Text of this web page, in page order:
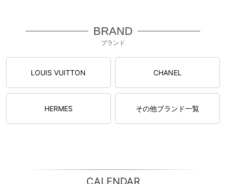
BRAND
ブランド
LOUIS VUITTON CHANEL
HERMES その他ブランド一覧
CALENDAR